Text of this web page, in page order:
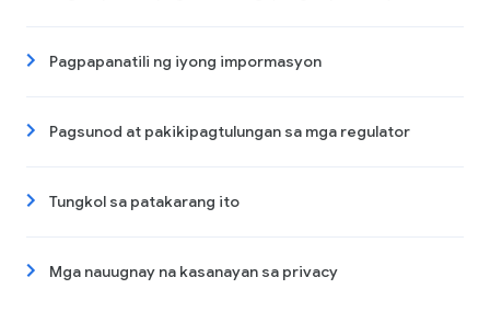
Pagpapanatili ng iyong impormasyon
Pagsunod at pakikipagtulungan sa mga regulator
Tungkol sa patakarang ito
Mga nauugnay na kasanayan sa privacy